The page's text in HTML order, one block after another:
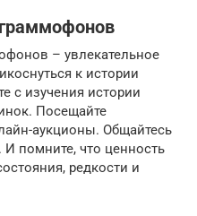
– увлекательное
к истории
с изучения истории
Посещайте
аукционы. Общайтесь
помните, что ценность
редкости и